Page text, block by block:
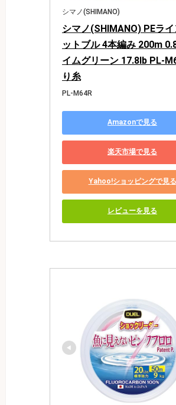
シマノ(SHIMANO)
シマノ(SHIMANO) PEラ
ットブル 4本編み 200m
イムグリーン 17.8lb PL-
り糸
PL-M64R
Amazonで見る
楽天市場で見る
Yahoo!ショッピングで見る
レビューを見る